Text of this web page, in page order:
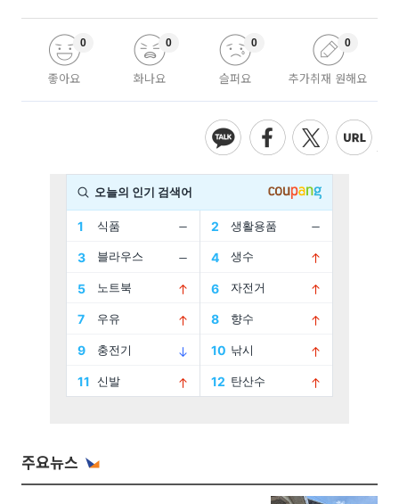
좋아요
0
화나요
0
슬퍼요
0
추가취재 원해요
0
주요뉴스